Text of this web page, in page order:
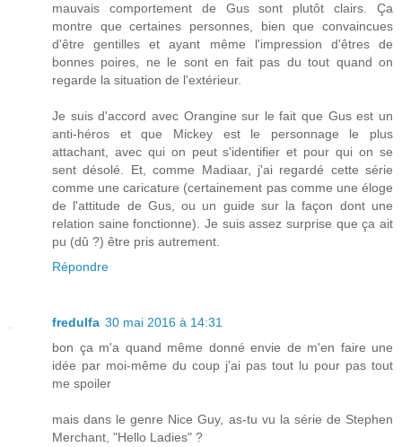
mauvais comportement de Gus sont plutôt clairs. Ça
montre que certaines personnes, bien que convaincues
d'être gentilles et ayant même l'impression d'êtres de
bonnes poires, ne le sont en fait pas du tout quand on
regarde la situation de l'extérieur.
Je suis d'accord avec Orangine sur le fait que Gus est un
anti-héros et que Mickey est le personnage le plus
attachant, avec qui on peut s'identifier et pour qui on se
sent désolé. Et, comme Madiaar, j'ai regardé cette série
comme une caricature (certainement pas comme une éloge
de l'attitude de Gus, ou un guide sur la façon dont une
relation saine fonctionne). Je suis assez surprise que ça ait
pu (dû ?) être pris autrement.
Répondre
fredulfa 30 mai 2016 à 14:31
bon ça m'a quand même donné envie de m'en faire une
idée par moi-même du coup j'ai pas tout lu pour pas tout
me spoiler
mais dans le genre Nice Guy, as-tu vu la série de Stephen
Merchant, "Hello Ladies" ?